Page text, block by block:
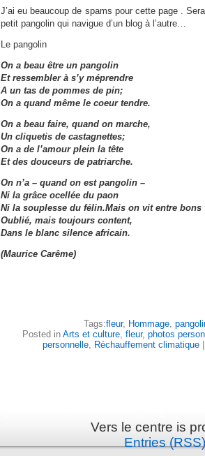
J’ai eu beaucoup de spams pour cette page .
petit pangolin qui navigue d’un blog à l’autre…
Le pangolin
On a beau être un pangolin
Et ressembler à s’y méprendre
A un tas de pommes de pin;
On a quand même le coeur tendre.
On a beau faire, quand on marche,
Un cliquetis de castagnettes;
On a de l’amour plein la tête
Et des douceurs de patriarche.
On n’a – quand on est pangolin –
Ni la grâce ocellée du paon
Ni la souplesse du félin.Mais on vit entre bons
Oublié, mais toujours content,
Dans le blanc silence africain.
(Maurice Carême)
Tags:fleur, Hommage,
Posted in Arts et culture, fleur, photos
personnelle, Réchauffement climatique
Vers le centre is
Entries (RSS)